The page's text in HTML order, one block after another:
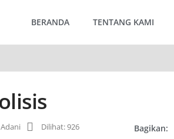
BERANDA TENTANG KAMI
Dilihat: 926 Bagikan: